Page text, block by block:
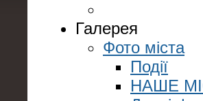
Галерея
Фото міста
Події
НАШЕ